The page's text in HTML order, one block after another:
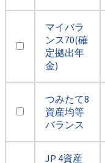
マイバラ
ンス70(確
定拠出年
金)
つみたて8
資産均等
バランス
JP 4資産